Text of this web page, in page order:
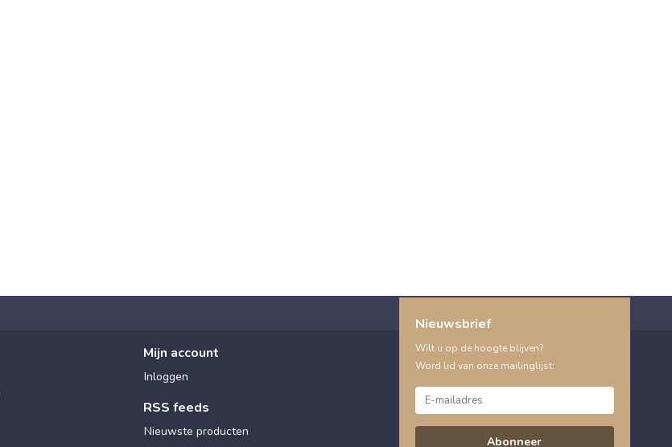
Mijn account
Inloggen
RSS feeds
Nieuwste producten
Nieuwsbrief
Wilt u op de hoogte blijven?
Word lid van onze mailinglijst:
Abonneer